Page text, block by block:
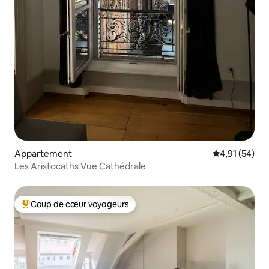
Appartement Évaluation
4,91 (54)
Les Aristocaths Vue Cathédrale
Coups de cœur voyageurs les plus appréciés
Coup de cœur voyageurs